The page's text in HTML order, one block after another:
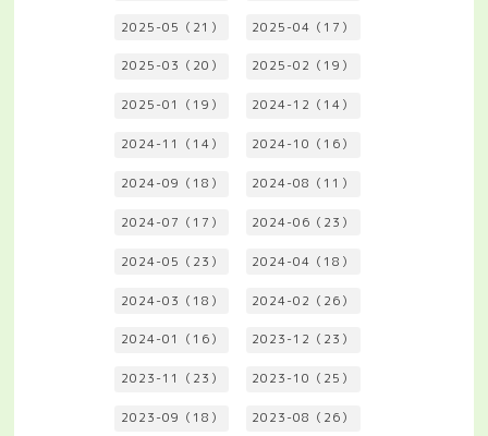
2025-05（21） 2025-04（17）
2025-03（20） 2025-02（19）
2025-01（19） 2024-12（14）
2024-11（14） 2024-10（16）
2024-09（18） 2024-08（11）
2024-07（17） 2024-06（23）
2024-05（23） 2024-04（18）
2024-03（18） 2024-02（26）
2024-01（16） 2023-12（23）
2023-11（23） 2023-10（25）
2023-09（18） 2023-08（26）